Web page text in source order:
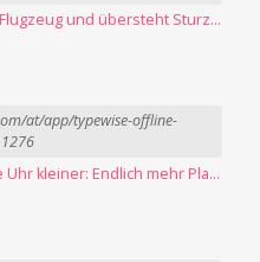
→ iPhone fällt aus Flugzeug und übersteht Sturz unbeschadet
at/app/typewise-offline-
→ iOS 27 macht die Uhr kleiner: Endlich mehr Platz fürs Hintergrundbild